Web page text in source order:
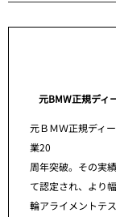
元BMW正規ディ
元ＢＭＷ正規ディ
業20
周年突破。その実
て認定され、より
輪アライメントテ